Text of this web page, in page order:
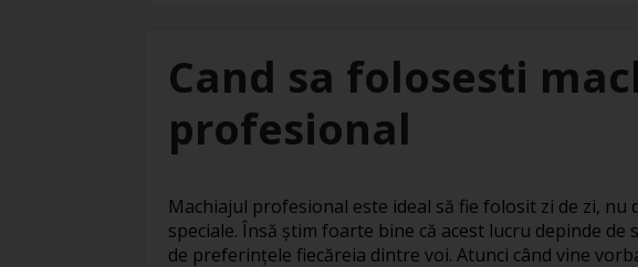
Cand sa folosesti
profesional
Machiajul profesional este ideal să fie folosit zi de zi, nu
speciale. Însă știm foarte bine că acest lucru depinde de
de preferințele fiecăreia dintre voi. Atunci când vine